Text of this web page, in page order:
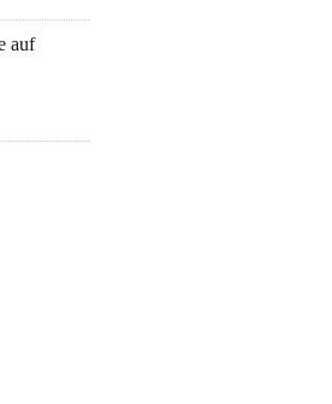
auf